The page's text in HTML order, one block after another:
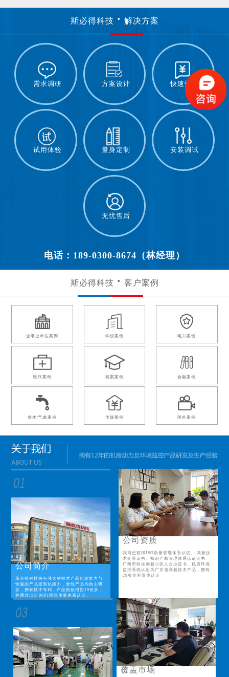
斯必得科技 解决方案
需求调研 方案设计 快速报价
试用体验 量身定制 安装调试
无忧售后
电话：189-0300-8674（林经理）
斯必得科技 客户案例
企事业单位案例 学校案例 电力案例
医疗案例 档案案例 金融案例
供水/气象案例 传媒案例 国外案例
公司简介
斯必得科技拥有强大的技术产品研发能力与
快速的产品定制化能力，全线产品均自主研
发，拥有技术专利、产品检验报告29份多，
并通过ISO 9001国际质量体系认证。
公司资质
我司已获得ISO质量管理体系认证、 高新技
术企业证书、知识产权管理体系认证证书、
广州市科技创新小巨人企业证书、机房环境
监控系统认定为广东省高新技术产品，拥有
29项专利资质认证
覆盖市场